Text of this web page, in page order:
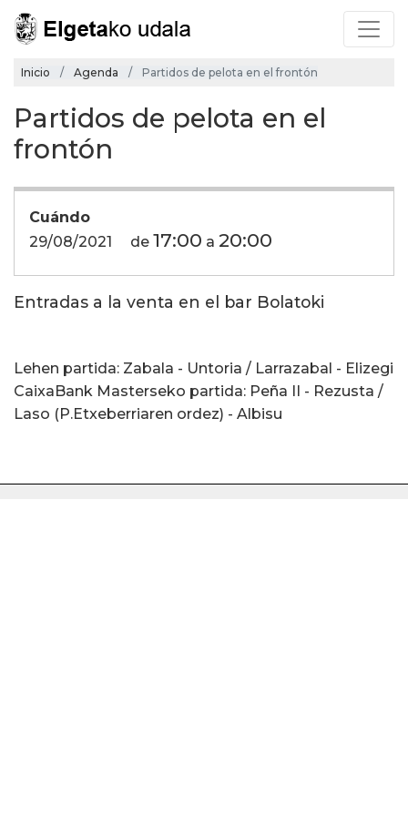
Inicio Agenda Partidos de pelota en el frontón
Partidos de pelota en el
frontón
Cuándo
29/08/2021
de 17:00 a 20:00
Entradas a la venta en el bar Bolatoki
Lehen partida: Zabala - Untoria / Larrazabal - Elizegi
CaixaBank Masterseko partida: Peña II - Rezusta /
Laso (P.Etxeberriaren ordez) - Albisu